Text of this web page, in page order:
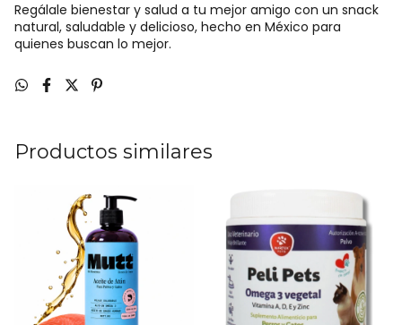
Regálale bienestar y salud a tu mejor amigo con un snack
natural, saludable y delicioso, hecho en México para
quienes buscan lo mejor.
Productos similares